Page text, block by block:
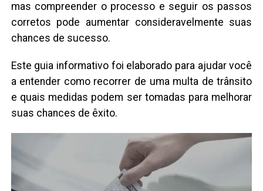
mas compreender o processo e seguir os passos
corretos pode aumentar consideravelmente suas
chances de sucesso.
Este guia informativo foi elaborado para ajudar você
a entender como recorrer de uma multa de trânsito
e quais medidas podem ser tomadas para melhorar
suas chances de êxito.